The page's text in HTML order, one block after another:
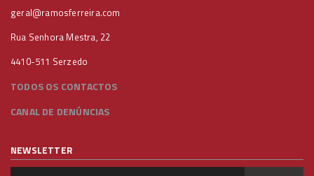
geral@ramosferreira.com
Rua Senhora Mestra, 22
4410-511 Serzedo
TODOS OS CONTACTOS
CANAL DE DENÚNCIAS
NEWSLETTER